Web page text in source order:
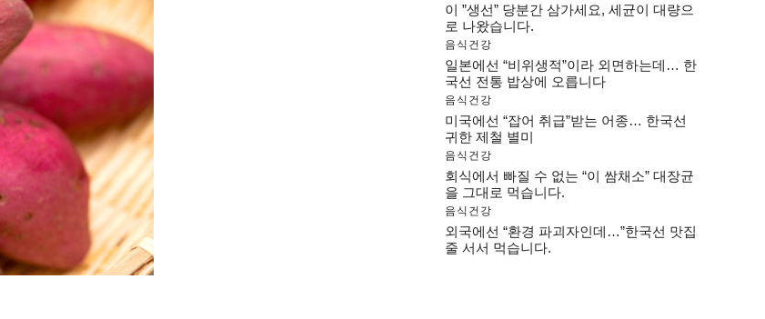
이 ”생선” 당분간 삼가세요, 세균이 대량으
로 나왔습니다.
음식건강
일본에선 “비위생적”이라 외면하는데… 한
국선 전통 밥상에 오릅니다
음식건강
미국에선 “잡어 취급”받는 어종… 한국선
귀한 제철 별미
음식건강
회식에서 빠질 수 없는 “이 쌈채소” 대장균
을 그대로 먹습니다.
음식건강
외국에선 “환경 파괴자인데…”한국선 맛집
줄 서서 먹습니다.